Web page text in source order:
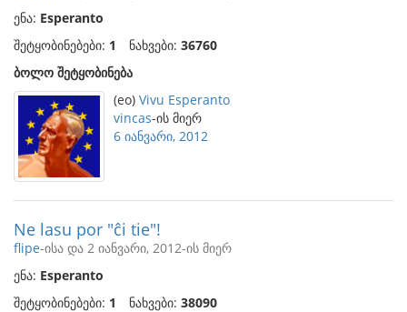
ენა: Esperanto
შეტყობინებები: 1 ნახვები: 36760
ბოლო შეტყობინება
(eo) Vivu Esperanto
vincas-ის მიერ
6 იანვარი, 2012
Ne lasu por "ĉi tie"!
flipe-ისა და 2 იანვარი, 2012-ის მიერ
ენა: Esperanto
შეტყობინებები: 1 ნახვები: 38090